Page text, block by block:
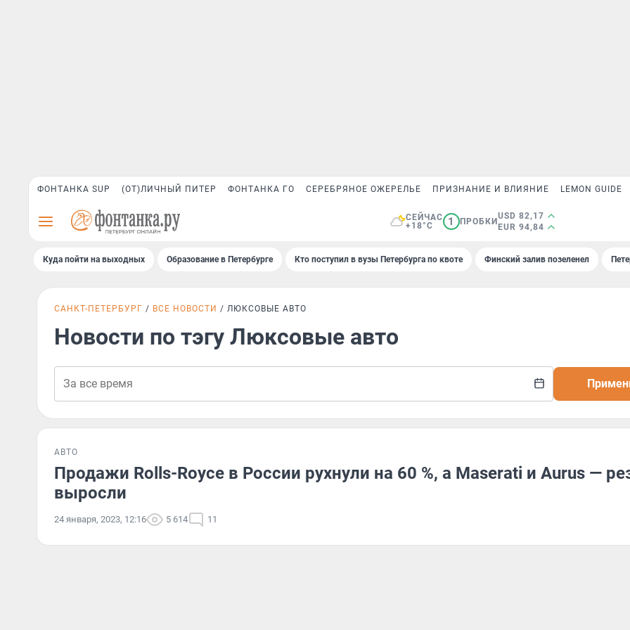
ФОНТАНКА SUP (ОТ)ЛИЧНЫЙ ПИТЕР ФОНТАНКА ГО СЕРЕБРЯНОЕ ОЖЕРЕЛЬЕ ПРИЗНАНИЕ И ВЛИЯНИЕ LEMON GUIDE
СЕЙЧАС
+18°C
1 ПРОБКИ
USD 82,17
EUR 94,84
Куда пойти на выходных Образование в Петербурге Кто поступил в вузы Петербурга по квоте Финский залив позеленел
САНКТ-ПЕТЕРБУРГ ВСЕ НОВОСТИ ЛЮКСОВЫЕ АВТО
Новости по тэгу Люксовые авто
АВТО
Продажи Rolls-Royce в России рухнули на 60 %, а Maserati и Aurus —
выросли
24 января, 2023, 12:16 5 614 11